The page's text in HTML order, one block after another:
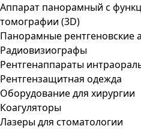
Аппарат панорамный с
томографии (3D)
Панорамные рентгеновские
Радиовизиографы
Рентгенаппараты
Рентгензащитная одежда
Оборудование для хирургии
Коагуляторы
Лазеры для стоматологии